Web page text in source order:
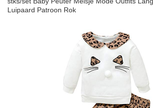
Luipaard Patroon Rok